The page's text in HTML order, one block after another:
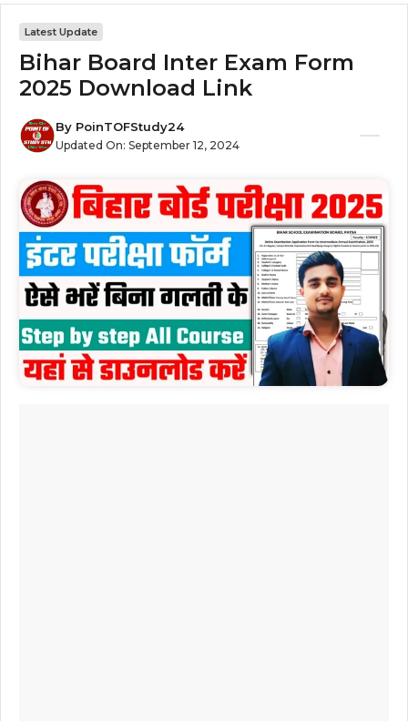
Latest Update
Bihar Board Inter Exam Form
2025 Download Link
By PoinTOFStudy24
Updated On: September 12, 2024